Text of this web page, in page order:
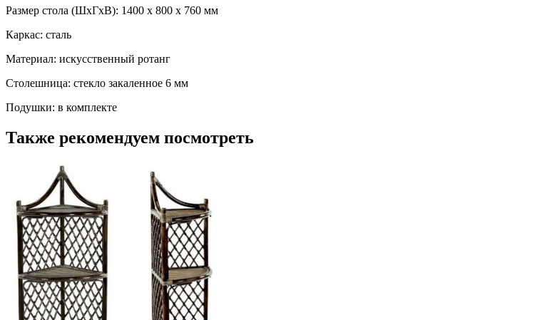
Размер стола (ШхГхВ): 1400 х 800 х 760 мм
Каркас: сталь
Материал: искусственный ротанг
Столешница: стекло закаленное 6 мм
Подушки: в комплекте
Также рекомендуем посмотреть